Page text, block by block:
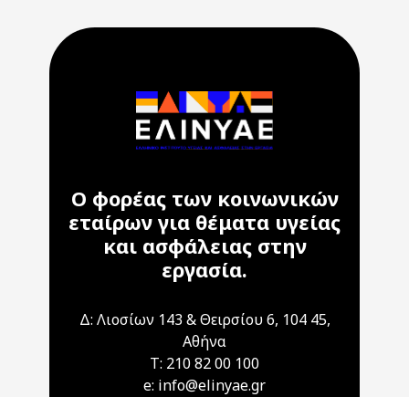
Ο φορέας των κοινωνικών
εταίρων για θέματα υγείας
και ασφάλειας στην
εργασία.
Δ: Λιοσίων 143 & Θειρσίου 6, 104 45,
Αθήνα
T: 210 82 00 100
e: info@elinyae.gr